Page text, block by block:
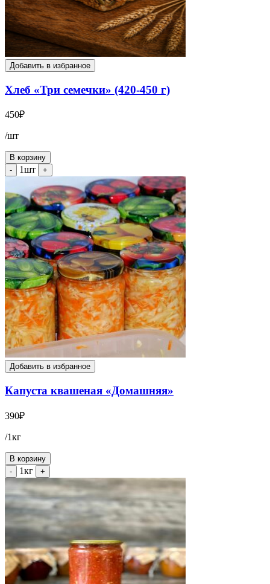
Добавить в избранное
Хлеб «Три семечки» (420-450 г)
450₽
/шт
В корзину
-
1шт +
Добавить в избранное
Капуста квашеная «Домашняя»
390₽
/1кг
В корзину
-
1кг +